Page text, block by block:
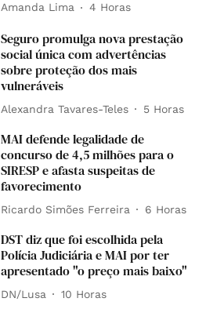
Amanda Lima 4 Horas
Seguro promulga nova prestação
social única com advertências
sobre proteção dos mais
vulneráveis
Alexandra Tavares-Teles 5 Horas
MAI defende legalidade de
concurso de 4,5 milhões para o
SIRESP e afasta suspeitas de
favorecimento
Ricardo Simões Ferreira 6 Horas
DST diz que foi escolhida pela
Polícia Judiciária e MAI por ter
apresentado "o preço mais baixo"
DN/Lusa 10 Horas